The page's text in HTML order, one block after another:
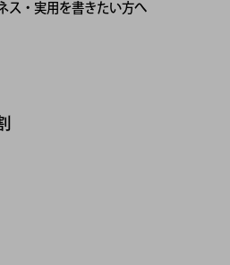
ス・実用を書きたい方へ